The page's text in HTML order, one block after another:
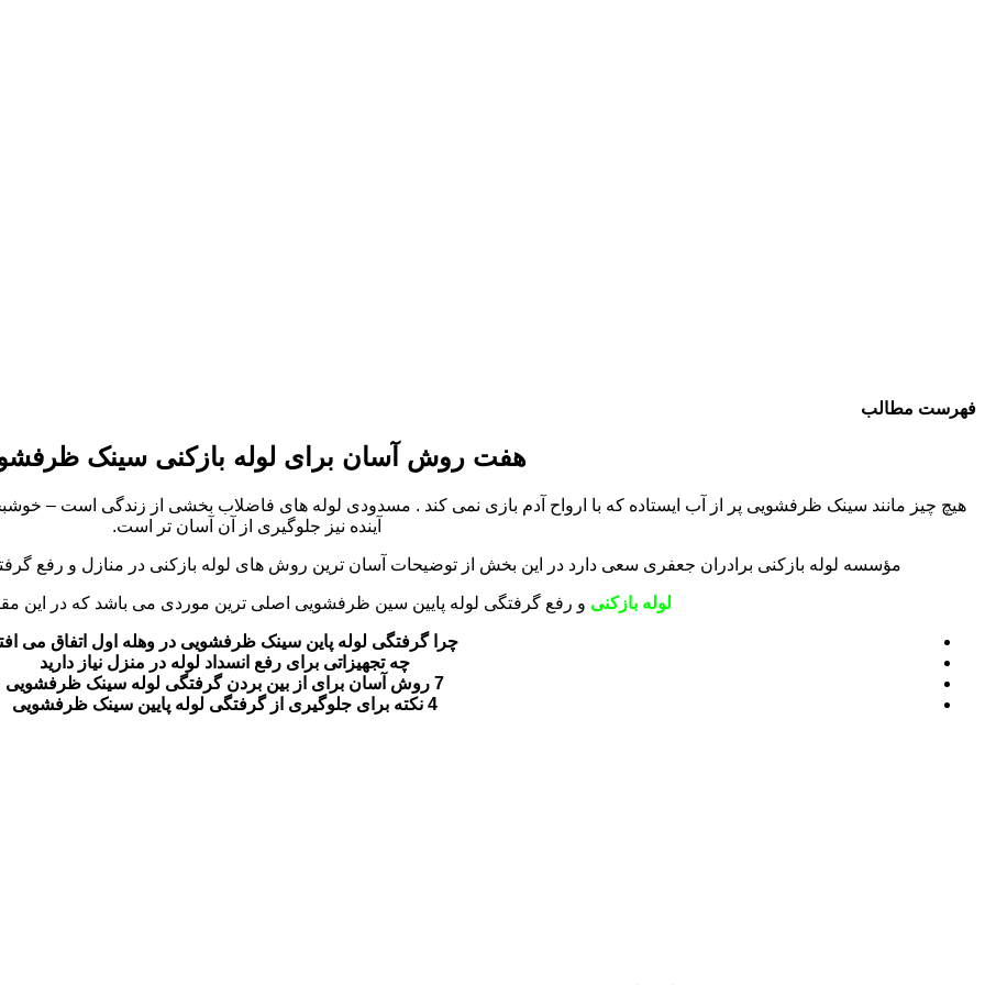
فهرست مطالب
هفت روش آسان برای لوله بازکنی سینک
هیچ چیز مانند سینک ظرفشویی پر از آب ایستاده که با ارواح آدم بازی نمی کند . مسدودی لوله های فاضلاب بخشی از زندگی است –
آینده نیز جلوگیری از آن آسان تر است.
مؤسسه لوله بازکنی برادران جعفری سعی دارد در این بخش از توضیحات آسان ترین روش های لوله بازکنی در منازل و رفع
لوله بازکنی و رفع گرفتگی لوله پایین سین ظرفشویی اصلی ترین موردی می باشد که در این
چرا گرفتگی لوله پاین سینک ظرفشویی در وهله اول اتفاق می
چه تجهیزاتی برای رفع انسداد لوله در منزل نیاز دارید
7 روش آسان برای از بین بردن گرفتگی لوله سینک ظرفشویی
4 نکته برای جلوگیری از گرفتگی لوله پایین سینک ظرفشویی